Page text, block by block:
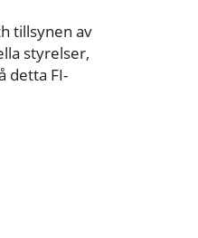
tillsynen av
styrelser,
detta FI-